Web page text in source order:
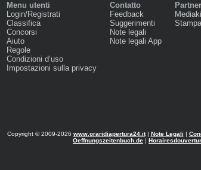
Menu utenti
Login/Registrati
Classifica
Concorsi
Aiuto
Regole
Condizioni d‘uso
Impostazioni sulla privacy
Contatto
Feedback
Suggerimenti
Note legali
Note legali App
Partner
Stampa
Copyright © 2009-2026 www.oraridiapertura24.it| Note Legali |
Oeffnungszeitenbuch.de |